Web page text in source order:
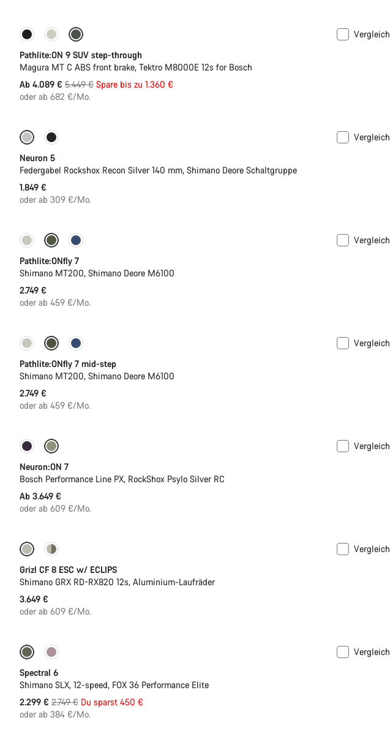
-25%
Pathlite:ON 9 SUV step-through
Magura MT C ABS front brake, Tektro M8000E 12s for Bosch
Ab 4.089 € Ursprungspreis
5.449 € Spare bis zu 1.360 €
oder ab 682 €/Mo.
Neu
Neuron 5
Federgabel Rockshox Recon Silver 140 mm, Shimano Deore Schaltgruppe
1.849 €
oder ab 309 €/Mo.
Pathlite:ONfly 7
Shimano MT200, Shimano Deore M6100
2.749 €
oder ab 459 €/Mo.
Pathlite:ONfly 7 mid-step
Shimano MT200, Shimano Deore M6100
2.749 €
oder ab 459 €/Mo.
Neu
Neuron:ON 7
Bosch Performance Line PX, RockShox Psylo Silver RC
Ab 3.649 €
oder ab 609 €/Mo.
Neue Verfügbarkeiten
Grizl CF 8 ESC w/ ECLIPS
Shimano GRX RD-RX820 12s, Aluminium-Laufräder
3.649 €
oder ab 609 €/Mo.
-16%
Spectral 6
Shimano SLX, 12-speed, FOX 36 Performance Elite
2.299 € Ursprungspreis
2.749 € Du sparst 450 €
oder ab 384 €/Mo.